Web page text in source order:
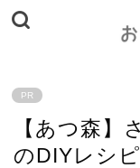
PR
【あつ森】
のDIYレシ